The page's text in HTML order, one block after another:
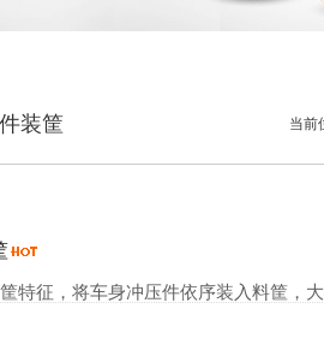
装筐 当前
特征，将车身冲压件依序装入料筐，